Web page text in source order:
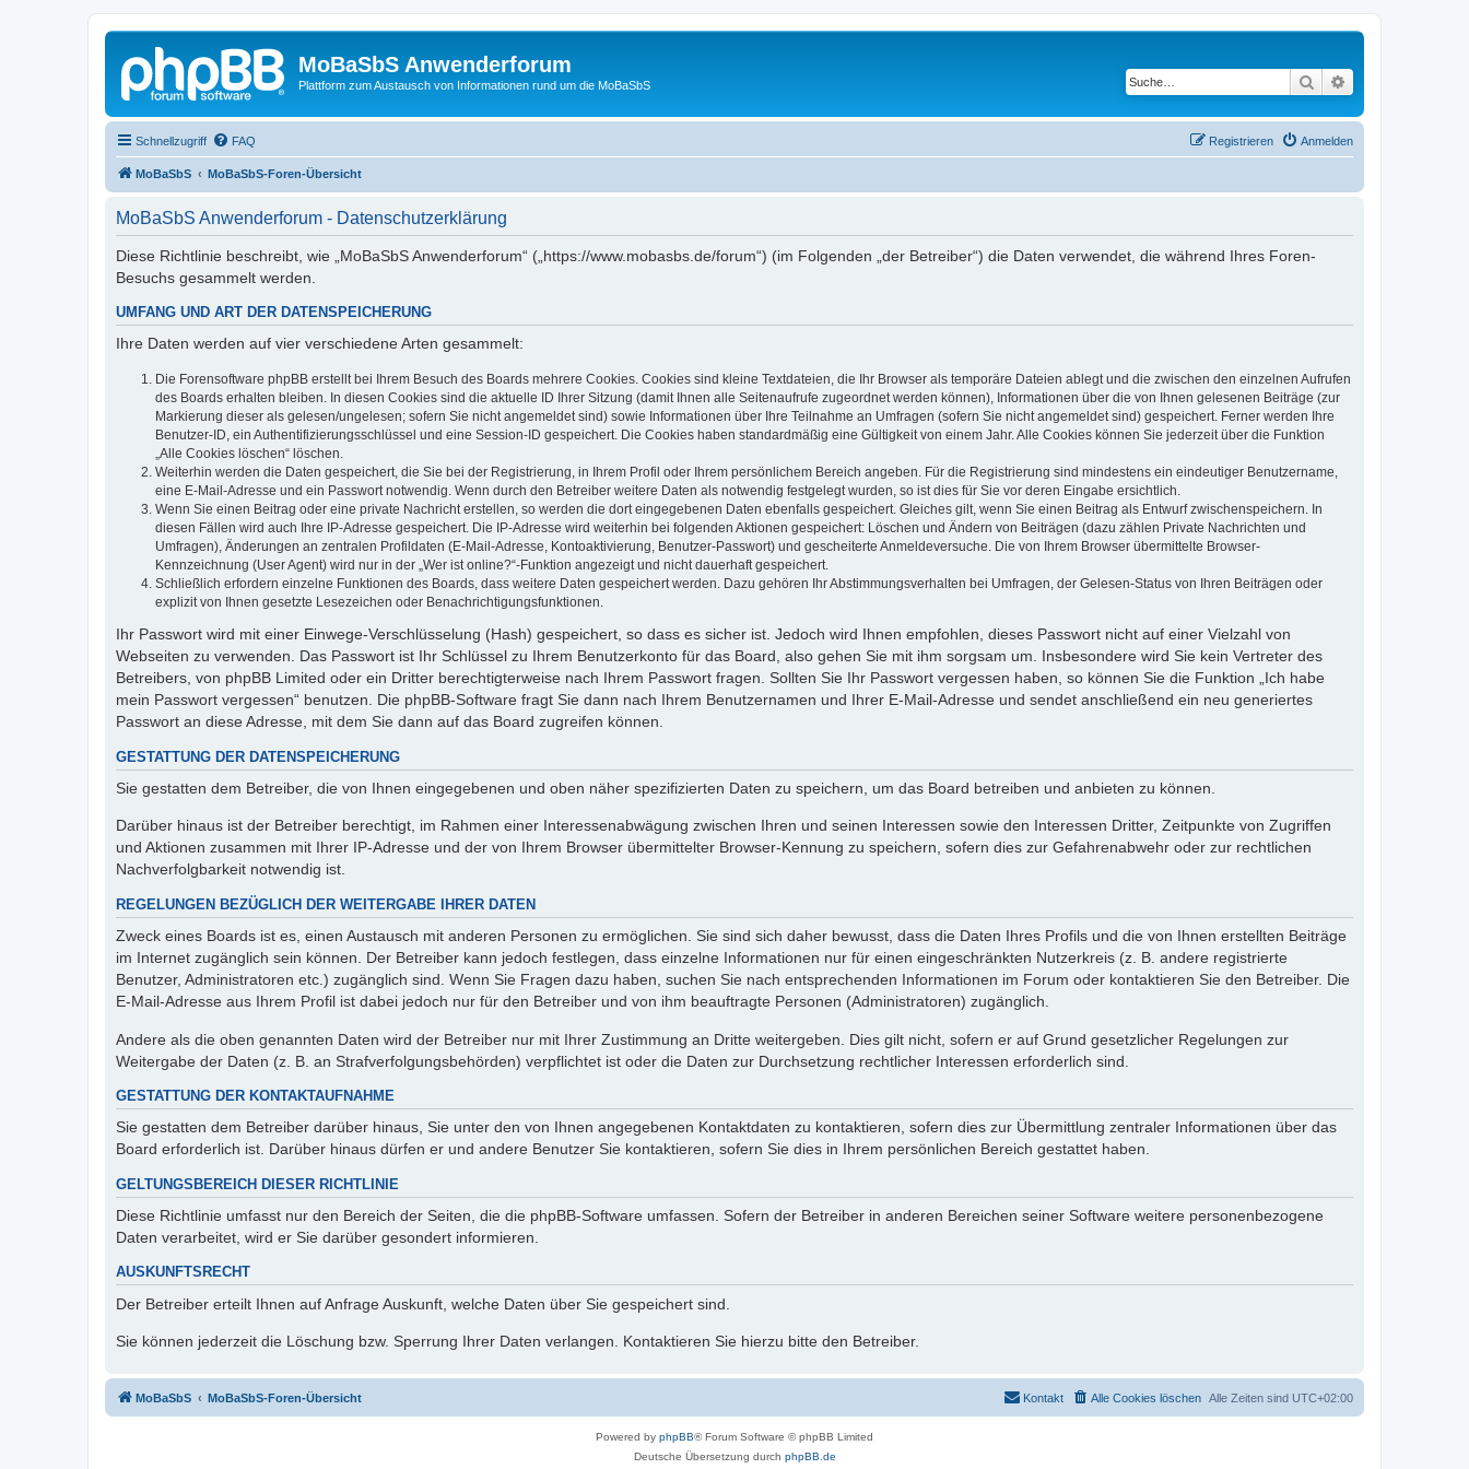
MoBaSbS Anwenderforum
Plattform zum Austausch von Informationen rund um die MoBaSbS Suche
Schnellzugriff FAQ Anmelden
Registrieren
MoBaSbS MoBaSbS-Foren-Übersicht
MoBaSbS Anwenderforum - Datenschutzerklärung
Diese Richtlinie beschreibt, wie „MoBaSbS Anwenderforum“ („https://www.mobasbs.de/forum“) (im Folgenden „der Betreiber“) die Daten verwendet, die während Ihres Foren-
Besuchs gesammelt werden.
UMFANG UND ART DER DATENSPEICHERUNG
Ihre Daten werden auf vier verschiedene Arten gesammelt:
Die Forensoftware phpBB erstellt bei Ihrem Besuch des Boards mehrere Cookies. Cookies sind kleine Textdateien, die Ihr Browser als temporäre Dateien ablegt und die zwischen den einzelnen Aufrufen
des Boards erhalten bleiben. In diesen Cookies sind die aktuelle ID Ihrer Sitzung (damit Ihnen alle Seitenaufrufe zugeordnet werden können), Informationen über die von Ihnen gelesenen Beiträge (zur
Markierung dieser als gelesen/ungelesen; sofern Sie nicht angemeldet sind) sowie Informationen über Ihre Teilnahme an Umfragen (sofern Sie nicht angemeldet sind) gespeichert. Ferner werden Ihre
Benutzer-ID, ein Authentifizierungsschlüssel und eine Session-ID gespeichert. Die Cookies haben standardmäßig eine Gültigkeit von einem Jahr. Alle Cookies können Sie jederzeit über die Funktion
„Alle Cookies löschen“ löschen.
Weiterhin werden die Daten gespeichert, die Sie bei der Registrierung, in Ihrem Profil oder Ihrem persönlichem Bereich angeben. Für die Registrierung sind mindestens ein eindeutiger Benutzername,
eine E-Mail-Adresse und ein Passwort notwendig. Wenn durch den Betreiber weitere Daten als notwendig festgelegt wurden, so ist dies für Sie vor deren Eingabe ersichtlich.
Wenn Sie einen Beitrag oder eine private Nachricht erstellen, so werden die dort eingegebenen Daten ebenfalls gespeichert. Gleiches gilt, wenn Sie einen Beitrag als Entwurf zwischenspeichern. In
diesen Fällen wird auch Ihre IP-Adresse gespeichert. Die IP-Adresse wird weiterhin bei folgenden Aktionen gespeichert: Löschen und Ändern von Beiträgen (dazu zählen Private Nachrichten und
Umfragen), Änderungen an zentralen Profildaten (E-Mail-Adresse, Kontoaktivierung, Benutzer-Passwort) und gescheiterte Anmeldeversuche. Die von Ihrem Browser übermittelte Browser-
Kennzeichnung (User Agent) wird nur in der „Wer ist online?“-Funktion angezeigt und nicht dauerhaft gespeichert.
Schließlich erfordern einzelne Funktionen des Boards, dass weitere Daten gespeichert werden. Dazu gehören Ihr Abstimmungsverhalten bei Umfragen, der Gelesen-Status von Ihren Beiträgen oder
explizit von Ihnen gesetzte Lesezeichen oder Benachrichtigungsfunktionen.
Ihr Passwort wird mit einer Einwege-Verschlüsselung (Hash) gespeichert, so dass es sicher ist. Jedoch wird Ihnen empfohlen, dieses Passwort nicht auf einer Vielzahl von
Webseiten zu verwenden. Das Passwort ist Ihr Schlüssel zu Ihrem Benutzerkonto für das Board, also gehen Sie mit ihm sorgsam um. Insbesondere wird Sie kein Vertreter des
Betreibers, von phpBB Limited oder ein Dritter berechtigterweise nach Ihrem Passwort fragen. Sollten Sie Ihr Passwort vergessen haben, so können Sie die Funktion „Ich habe
mein Passwort vergessen“ benutzen. Die phpBB-Software fragt Sie dann nach Ihrem Benutzernamen und Ihrer E-Mail-Adresse und sendet anschließend ein neu generiertes
Passwort an diese Adresse, mit dem Sie dann auf das Board zugreifen können.
GESTATTUNG DER DATENSPEICHERUNG
Sie gestatten dem Betreiber, die von Ihnen eingegebenen und oben näher spezifizierten Daten zu speichern, um das Board betreiben und anbieten zu können.
Darüber hinaus ist der Betreiber berechtigt, im Rahmen einer Interessenabwägung zwischen Ihren und seinen Interessen sowie den Interessen Dritter, Zeitpunkte von Zugriffen
und Aktionen zusammen mit Ihrer IP-Adresse und der von Ihrem Browser übermittelter Browser-Kennung zu speichern, sofern dies zur Gefahrenabwehr oder zur rechtlichen
Nachverfolgbarkeit notwendig ist.
REGELUNGEN BEZÜGLICH DER WEITERGABE IHRER DATEN
Zweck eines Boards ist es, einen Austausch mit anderen Personen zu ermöglichen. Sie sind sich daher bewusst, dass die Daten Ihres Profils und die von Ihnen erstellten Beiträge
im Internet zugänglich sein können. Der Betreiber kann jedoch festlegen, dass einzelne Informationen nur für einen eingeschränkten Nutzerkreis (z. B. andere registrierte
Benutzer, Administratoren etc.) zugänglich sind. Wenn Sie Fragen dazu haben, suchen Sie nach entsprechenden Informationen im Forum oder kontaktieren Sie den Betreiber. Die
E-Mail-Adresse aus Ihrem Profil ist dabei jedoch nur für den Betreiber und von ihm beauftragte Personen (Administratoren) zugänglich.
Andere als die oben genannten Daten wird der Betreiber nur mit Ihrer Zustimmung an Dritte weitergeben. Dies gilt nicht, sofern er auf Grund gesetzlicher Regelungen zur
Weitergabe der Daten (z. B. an Strafverfolgungsbehörden) verpflichtet ist oder die Daten zur Durchsetzung rechtlicher Interessen erforderlich sind.
GESTATTUNG DER KONTAKTAUFNAHME
Sie gestatten dem Betreiber darüber hinaus, Sie unter den von Ihnen angegebenen Kontaktdaten zu kontaktieren, sofern dies zur Übermittlung zentraler Informationen über das
Board erforderlich ist. Darüber hinaus dürfen er und andere Benutzer Sie kontaktieren, sofern Sie dies in Ihrem persönlichen Bereich gestattet haben.
GELTUNGSBEREICH DIESER RICHTLINIE
Diese Richtlinie umfasst nur den Bereich der Seiten, die die phpBB-Software umfassen. Sofern der Betreiber in anderen Bereichen seiner Software weitere personenbezogene
Daten verarbeitet, wird er Sie darüber gesondert informieren.
AUSKUNFTSRECHT
Der Betreiber erteilt Ihnen auf Anfrage Auskunft, welche Daten über Sie gespeichert sind.
Sie können jederzeit die Löschung bzw. Sperrung Ihrer Daten verlangen. Kontaktieren Sie hierzu bitte den Betreiber.
MoBaSbS MoBaSbS-Foren-Übersicht Alle Zeiten sind UTC+02:00
Alle Cookies löschen
Kontakt
Powered by phpBB® Forum Software © phpBB Limited
Deutsche Übersetzung durch phpBB.de